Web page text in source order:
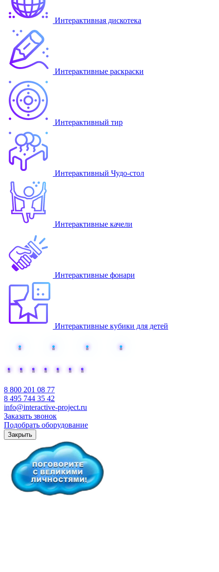
Интерактивная дискотека
Интерактивные раскраски
Интерактивный тир
Интерактивный Чудо-стол
Интерактивные качели
Интерактивные фонари
Интерактивные кубики для детей
8 800 201 08 77
8 495 744 35 42
info@interactive-project.ru
Заказать звонок
Подобрать оборудование
Закрыть